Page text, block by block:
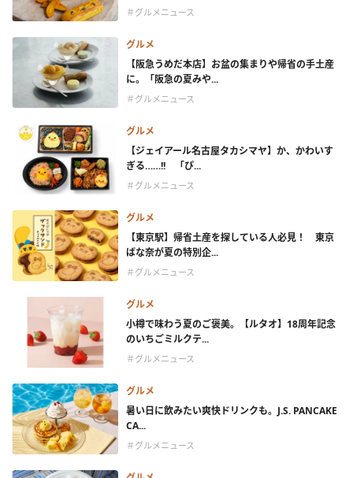
＃グルメニュース
グルメ
【阪急うめだ本店】お盆の集まりや帰省の手土産
に。「阪急の夏みや...
＃グルメニュース
グルメ
【ジェイアール名古屋タカシマヤ】か、かわいす
ぎる……!! 「ぴ...
＃グルメニュース
グルメ
【東京駅】帰省土産を探している人必見！ 東京
ばな奈が夏の特別企...
＃グルメニュース
グルメ
小樽で味わう夏のご褒美。【ルタオ】18周年記念
のいちごミルクテ...
＃グルメニュース
グルメ
暑い日に飲みたい爽快ドリンクも。J.S. PANCAKE
CA...
＃グルメニュース